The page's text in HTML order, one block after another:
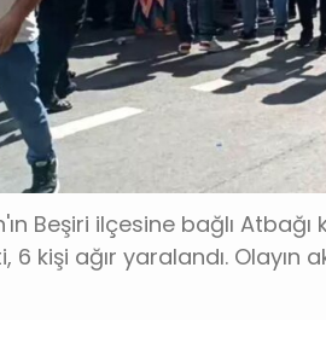
Beşiri ilçesine bağlı
6 kişi ağır yaralandı.